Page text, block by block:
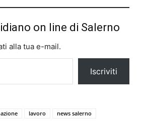
on line di Salerno
alla tua e-mail.
Iscriviti
lavoro
news salerno